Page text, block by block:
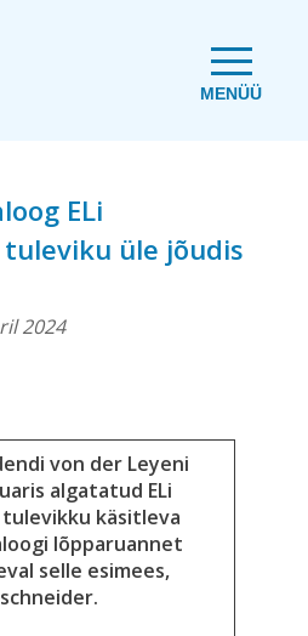
MENÜÜ
ELi
üle jõudis
2024
von der Leyeni
algatatud ELi
käsitleva
lõpparuannet
selle esimees,